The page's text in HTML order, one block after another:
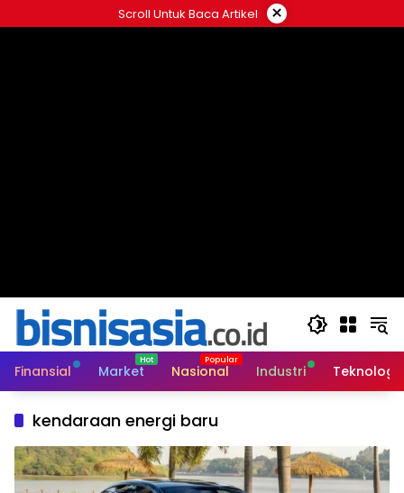
ke
Scroll Untuk Baca Artikel ×
Finansial Market Nasional Industri Teknologi
kendaraan energi baru